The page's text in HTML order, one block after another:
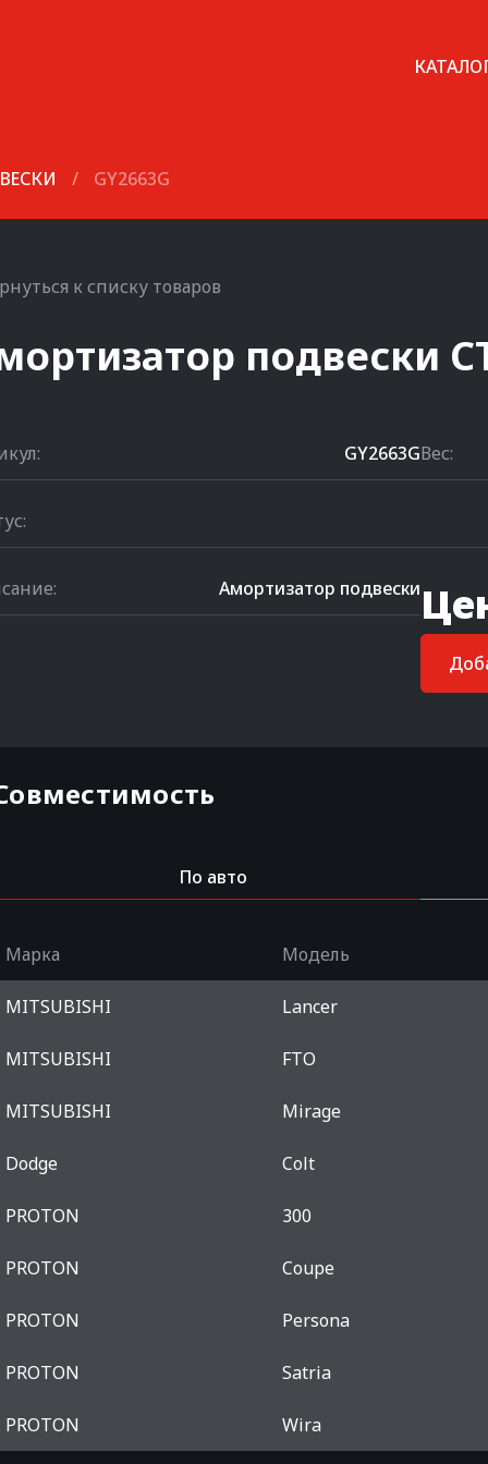
/ GY2663G
к списку товаров
подвески
GY2663GВес:
Амортизатор подвески
По авто
Марка Модель
MITSUBISHI Lancer
MITSUBISHI FTO
MITSUBISHI Mirage
Dodge Colt
PROTON 300
PROTON Coupe
PROTON Persona
PROTON Satria
PROTON Wira